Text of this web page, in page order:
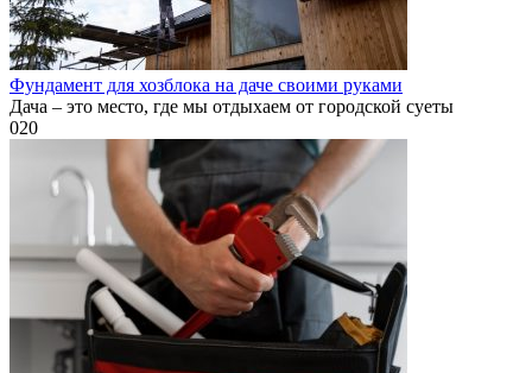
Фундамент для хозблока на даче своими руками
Дача – это место, где мы отдыхаем от городской суеты
020